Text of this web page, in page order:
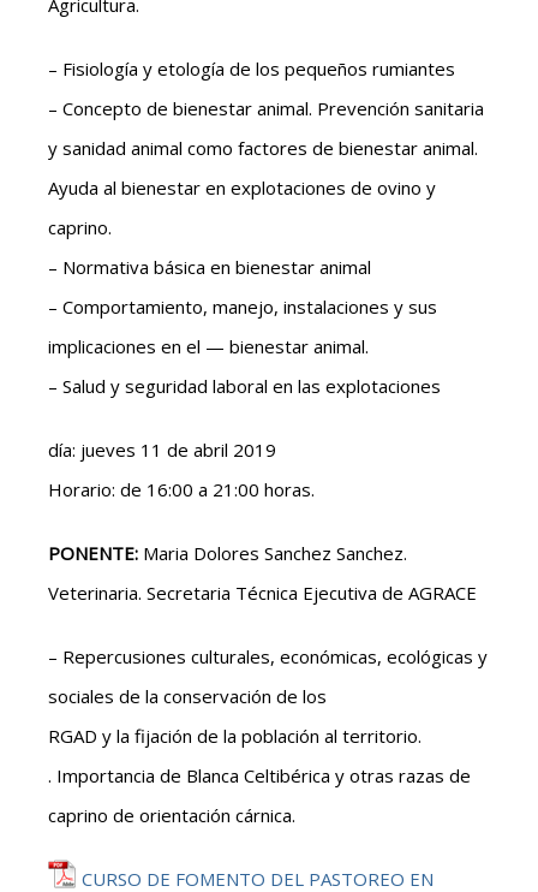
– Fisiología y etología de los pequeños rumiantes
– Concepto de bienestar animal. Prevención sanitaria
y sanidad animal como factores de bienestar animal.
Ayuda al bienestar en explotaciones de ovino y
caprino.
– Normativa básica en bienestar animal
– Comportamiento, manejo, instalaciones y sus
implicaciones en el — bienestar animal.
– Salud y seguridad laboral en las explotaciones
día: jueves 11 de abril 2019
Horario: de 16:00 a 21:00 horas.
PONENTE: Maria Dolores Sanchez Sanchez.
Veterinaria. Secretaria Técnica Ejecutiva de AGRACE
– Repercusiones culturales, económicas, ecológicas y
sociales de la conservación de los
RGAD y la fijación de la población al territorio.
. Importancia de Blanca Celtibérica y otras razas de
caprino de orientación cárnica.
CURSO DE FOMENTO DEL PASTOREO EN